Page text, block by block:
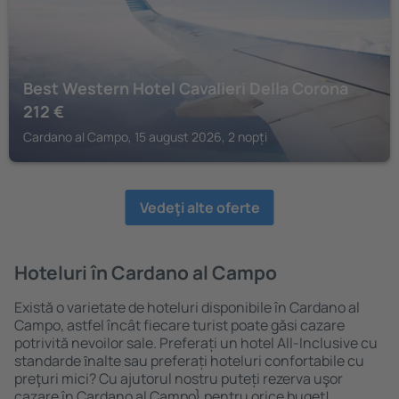
Best Western Hotel Cavalieri Della Corona
212 €
Cardano al Campo, 15 august 2026, 2 nopți
Vedeţi alte oferte
Hoteluri în Cardano al Campo
Există o varietate de hoteluri disponibile în Cardano al
Campo, astfel încât fiecare turist poate găsi cazare
potrivită nevoilor sale. Preferați un hotel All-Inclusive cu
standarde ȋnalte sau preferați hoteluri confortabile cu
preţuri mici? Cu ajutorul nostru puteți rezerva uşor